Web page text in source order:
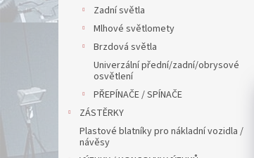
Zadní světla
Mlhové světlomety
Brzdová světla
Univerzální přední/zadní/obrysové
osvětlení
PŘEPÍNAČE / SPÍNAČE
ZÁSTĚRKY
Plastové blatníky pro nákladní vozidla /
návěsy